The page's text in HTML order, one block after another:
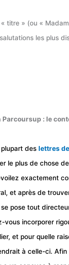
titre » (ou «
les plus
Parcoursup : le
des lettres
le plus de chose
exactement
et après de
pose tout
vous incorporer
et pour quelle
à celle-ci. Afin